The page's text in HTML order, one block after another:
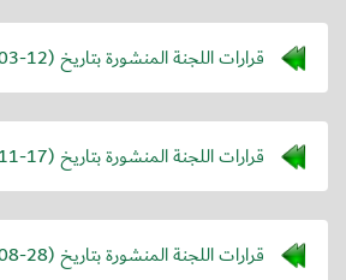
قرارات اللجنة المنشورة بتاريخ (12
قرارات اللجنة المنشورة بتاريخ (17
قرارات اللجنة المنشورة بتاريخ (28